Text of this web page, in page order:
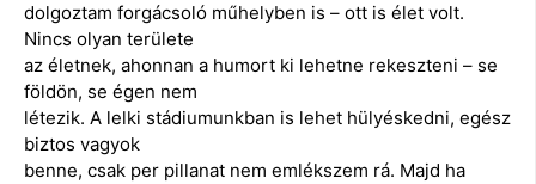
dolgoztam forgácsoló műhelyben is – ott is élet volt.
Nincs olyan területe
az életnek, ahonnan a humort ki lehetne rekeszteni – se
földön, se égen nem
létezik. A lelki stádiumunkban is lehet hülyéskedni, egész
biztos vagyok
benne, csak per pillanat nem emlékszem rá. Majd ha